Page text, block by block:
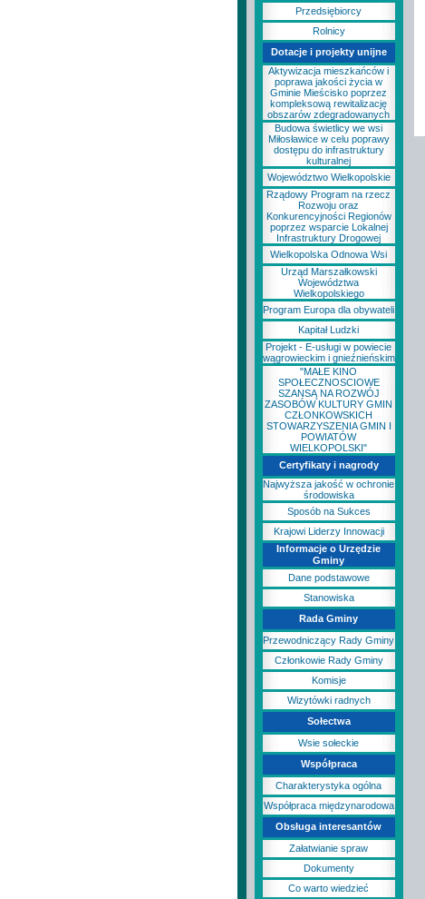
Przedsiębiorcy
Rolnicy
Dotacje i projekty unijne
Aktywizacja mieszkańców i
poprawa jakości życia w
Gminie Mieścisko poprzez
kompleksową rewitalizację
obszarów zdegradowanych
Budowa świetlicy we wsi
Miłosławice w celu poprawy
dostępu do infrastruktury
kulturalnej
Województwo Wielkopolskie
Rządowy Program na rzecz
Rozwoju oraz
Konkurencyjności Regionów
poprzez wsparcie Lokalnej
Infrastruktury Drogowej
Wielkopolska Odnowa Wsi
Urząd Marszałkowski
Województwa
Wielkopolskiego
Program Europa dla obywateli
Kapitał Ludzki
Projekt - E-usługi w powiecie
wągrowieckim i gnieźnieńskim
"MAŁE KINO
SPOŁECZNOSCIOWE
SZANSĄ NA ROZWÓJ
ZASOBÓW KULTURY GMIN
CZŁONKOWSKICH
STOWARZYSZENIA GMIN I
POWIATÓW
WIELKOPOLSKI"
Certyfikaty i nagrody
Najwyższa jakość w ochronie
środowiska
Sposób na Sukces
Krajowi Liderzy Innowacji
Informacje o Urzędzie
Gminy
Dane podstawowe
Stanowiska
Rada Gminy
Przewodniczący Rady Gminy
Członkowie Rady Gminy
Komisje
Wizytówki radnych
Sołectwa
Wsie sołeckie
Współpraca
Charakterystyka ogólna
Współpraca międzynarodowa
Obsługa interesantów
Załatwianie spraw
Dokumenty
Co warto wiedzieć